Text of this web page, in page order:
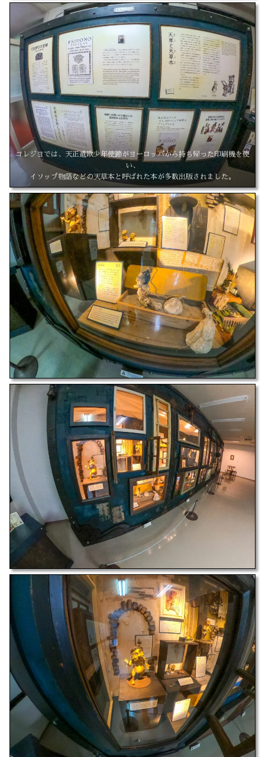
コレジヨでは、天正遺欧少年使節がヨーロッパから持ち帰った印刷機を使
い、
イソップ物語などの天草本と呼ばれた本が多数出版されました。